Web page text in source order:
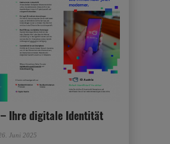
Ihre digitale Identität
Juni 2025